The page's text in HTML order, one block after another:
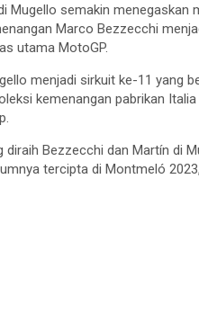
Mugello semakin menegaskan
Marco Bezzecchi
utama MotoGP.
menjadi sirkuit ke-11 yang
kemenangan pabrikan
diraih Bezzecchi dan Martín di
tercipta di Montmeló